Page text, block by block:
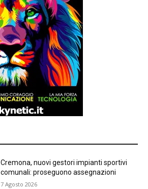
Cremona, nuovi gestori impianti sportivi
comunali: proseguono assegnazioni
7 Agosto 2026